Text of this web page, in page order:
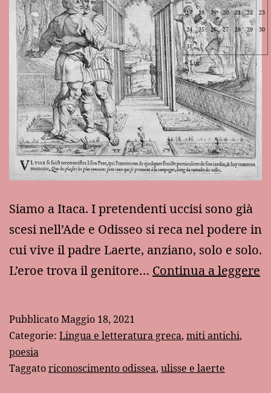
Siamo a Itaca. I pretendenti uccisi sono già
scesi nell’Ade e Odisseo si reca nel podere in
cui vive il padre Laerte, anziano, solo e solo.
L’eroe trova il genitore… Continua a leggere
PubblicatoMaggio 18, 2021
Categorie: Lingua e letteratura greca, miti antichi,
poesia
Taggatoriconoscimento odissea, ulisse e laerte
17 18 19 20 21 22 23
24 25 26 27 28 29 30
31
Lug